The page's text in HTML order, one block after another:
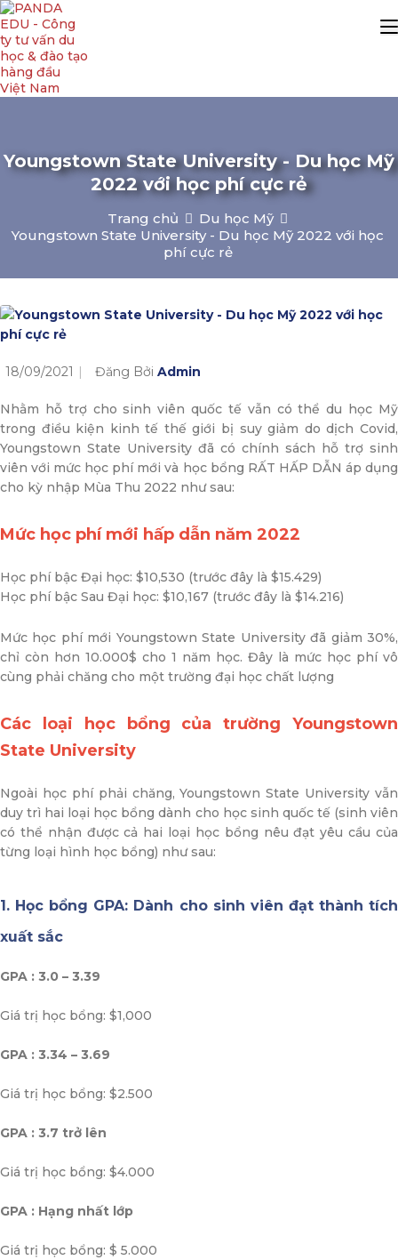
Youngstown State University - Du học Mỹ
2022 với học phí cực rẻ
Trang chủ
Du học Mỹ
Youngstown State University - Du học Mỹ 2022 với học
phí cực rẻ
18/09/2021 Đăng Bởi Admin
Nhằm hỗ trợ cho sinh viên quốc tế vẫn có thể du học Mỹ
trong điều kiện kinh tế thế giới bị suy giảm do dịch Covid,
Youngstown State University đã có chính sách hỗ trợ sinh
viên với mức học phí mới và học bổng RẤT HẤP DẪN áp dụng
cho kỳ nhập Mùa Thu 2022 như sau:
Mức học phí mới hấp dẫn năm 2022
Học phí bậc Đại học: $10,530 (trước đây là $15.429)
Học phí bậc Sau Đại học: $10,167 (trước đây là $14.216)
Mức học phí mới Youngstown State University đã giảm 30%,
chỉ còn hơn 10.000$ cho 1 năm học. Đây là mức học phí vô
cùng phải chăng cho một trường đại học chất lượng
Các loại học bổng của trường Youngstown
State University
Ngoài học phí phải chăng, Youngstown State University vẫn
duy trì hai loại học bổng dành cho học sinh quốc tế (sinh viên
có thể nhận được cả hai loại học bổng nêu đạt yêu cầu của
từng loại hình học bổng) như sau:
1. Học bổng GPA: Dành cho sinh viên đạt thành tích
xuất sắc
GPA : 3.0 – 3.39
Giá trị học bổng: $1,000
GPA : 3.34 – 3.69
Giá trị học bổng: $2.500
GPA : 3.7 trở lên
Giá trị học bổng: $4.000
GPA : Hạng nhất lớp
Giá trị học bổng: $ 5.000